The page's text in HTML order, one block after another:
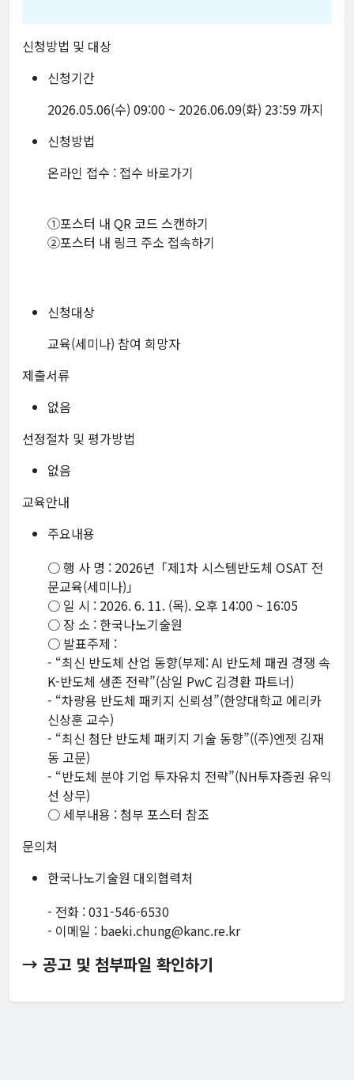
신청방법 및 대상
신청기간
2026.05.06(수) 09:00 ~ 2026.06.09(화) 23:59 까지
신청방법
온라인 접수 : 접수 바로가기
①포스터 내 QR 코드 스캔하기
②포스터 내 링크 주소 접속하기
신청대상
교육(세미나) 참여 희망자
제출서류
없음
선정절차 및 평가방법
없음
교육안내
주요내용
○ 행 사 명 : 2026년「제1차 시스템반도체 OSAT 전
문교육(세미나)」
○ 일 시 : 2026. 6. 11. (목). 오후 14:00 ~ 16:05
○ 장 소 : 한국나노기술원
○ 발표주제 :
- “최신 반도체 산업 동향(부제: AI 반도체 패권 경쟁 속
K-반도체 생존 전략”(삼일 PwC 김경환 파트너)
- “차량용 반도체 패키지 신뢰성”(한양대학교 에리카
신상훈 교수)
- “최신 첨단 반도체 패키지 기술 동향”((주)엔젯 김재
동 고문)
- “반도체 분야 기업 투자유치 전략”(NH투자증권 유익
선 상무)
○ 세부내용 : 첨부 포스터 참조
문의처
한국나노기술원 대외협력처
- 전화 : 031-546-6530
- 이메일 : baeki.chung@kanc.re.kr
→ 공고 및 첨부파일 확인하기